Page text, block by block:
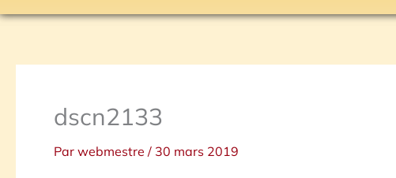
dscn2133
Par webmestre / 30 mars 2019